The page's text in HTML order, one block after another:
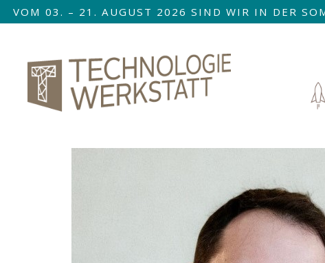
VOM 03. – 21. AUGUST 2026 SIND WIR IN DER